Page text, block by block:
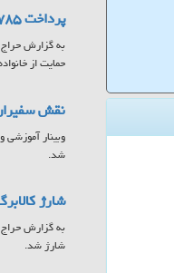
پرداخت ۷۸۵ میلیارد تومان به مادران مشمول کارت امید مهر
حمایت از
نقش
وبینار آموزشی
شد.
شارژ کالابرگ
شارژ شد.